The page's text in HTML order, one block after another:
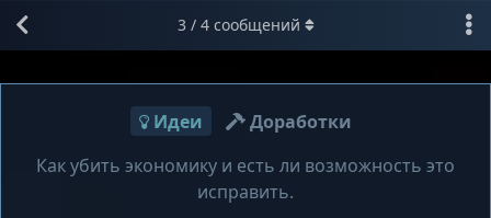
Идеи
Доработки
Как убить экономику и есть ли возможность это
исправить.
3 / 4сообщений